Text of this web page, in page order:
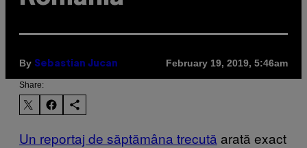
By Sebastian Jucan February 19, 2019, 5:46am
Share:
Un reportaj de săptămâna trecută arată exact